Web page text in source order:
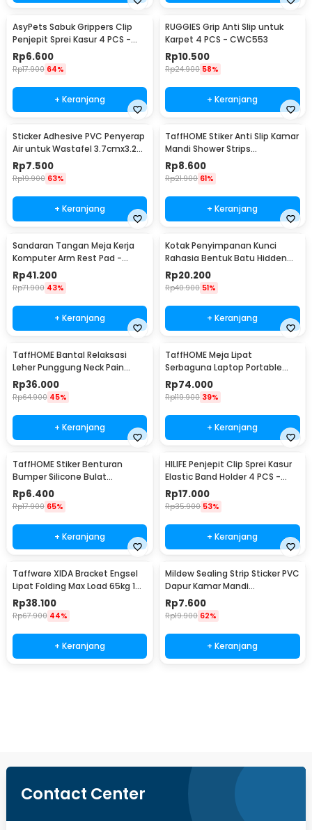
AsyPets Sabuk Grippers Clip
Penjepit Sprei Kasur 4 PCS -
PJP4
Rp6.600
Rp17.900 64%
+ Keranjang
RUGGIES Grip Anti Slip untuk
Karpet 4 PCS - CWC553
Rp10.500
Rp24.900 58%
+ Keranjang
Sticker Adhesive PVC Penyerap
Air untuk Wastafel 3.7cmx3.2M
- CN1222
Rp7.500
Rp19.900 63%
+ Keranjang
TaffHOME Stiker Anti Slip Kamar
Mandi Shower Strips
20x380mm 6 PCS - TT-19
Rp8.600
Rp21.900 61%
+ Keranjang
Sandaran Tangan Meja Kerja
Komputer Arm Rest Pad -
91526
Rp41.200
Rp71.900 43%
+ Keranjang
Kotak Penyimpanan Kunci
Rahasia Bentuk Batu Hidden
Key Box - B0521
Rp20.200
Rp40.900 51%
+ Keranjang
TaffHOME Bantal Relaksasi
Leher Punggung Neck Pain
Relief - HBF001
Rp36.000
Rp64.900 45%
+ Keranjang
TaffHOME Meja Lipat
Serbaguna Laptop Portable
Desk Minimalist Design - BO60
Rp74.000
Rp119.900 39%
+ Keranjang
TaffHOME Stiker Benturan
Bumper Silicone Bulat
Hemispherical 100 PCS - FZL10
Rp6.400
Rp17.900 65%
+ Keranjang
HILIFE Penjepit Clip Sprei Kasur
Elastic Band Holder 4 PCS -
200TC
Rp17.000
Rp35.900 53%
+ Keranjang
Taffware XIDA Bracket Engsel
Lipat Folding Max Load 65kg 14
Inch 2 PCS - JM007
Rp38.100
Rp67.900 44%
+ Keranjang
Mildew Sealing Strip Sticker PVC
Dapur Kamar Mandi
3.7cmx3.2M
Rp7.600
Rp19.900 62%
+ Keranjang
Contact Center